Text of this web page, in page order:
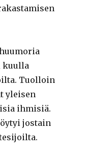
kuulla
Tuolloin
yleisen
ihmisiä.
jostain